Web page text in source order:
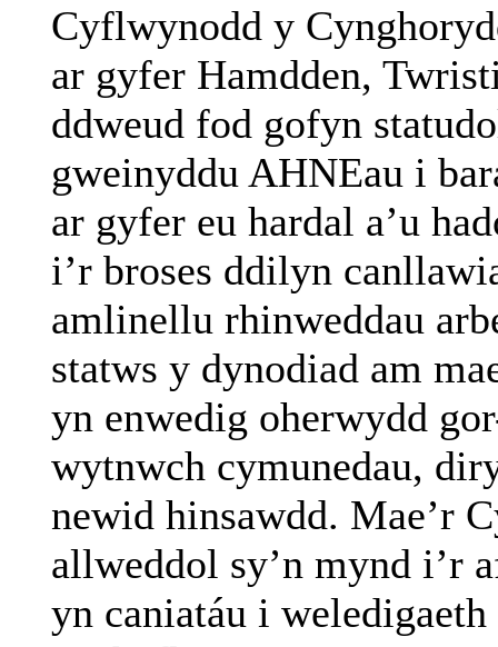
Cyflwynodd y
ar gyfer Hamdden,
ddweud fod gofyn
gweinyddu AHNEau i
ar gyfer eu hardal a’u
i’r broses ddilyn
amlinellu rhinweddau
statws y dynodiad am
yn enwedig oherwydd gor
wytnwch cymunedau,
newid hinsawdd. Mae’r
allweddol sy’n mynd i’r
yn caniatáu i